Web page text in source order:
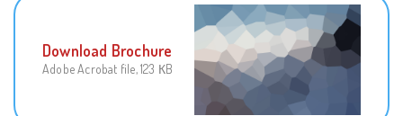
Download Brochure
Adobe Acrobat file, 123 КB